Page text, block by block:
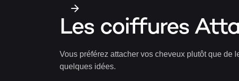
Les coiffures
Vous préférez attacher vos cheveux plutôt que de
quelques idées.